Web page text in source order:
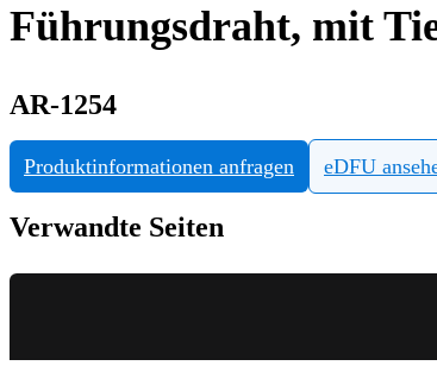
Führungsdraht, mit
AR-1254
Produktinformationen anfragen eDFU
Verwandte Seiten